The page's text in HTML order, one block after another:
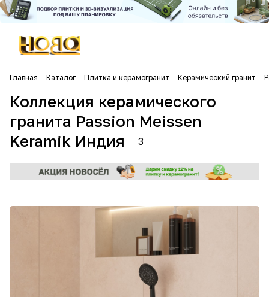
Главная Каталог Плитка и керамогранит Керамический гранит
Коллекция керамического
гранита Passion Meissen
Keramik Индия
3